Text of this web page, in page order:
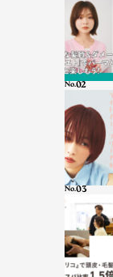
No.
No.